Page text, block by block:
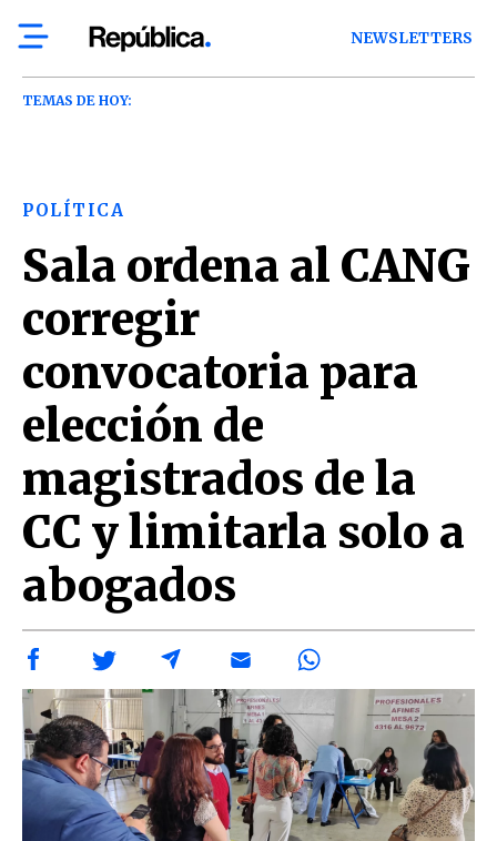
NEWSLETTERS
TEMAS DE HOY:
POLÍTICA
Sala ordena al CANG
corregir
convocatoria para
elección de
magistrados de la
CC y limitarla solo a
abogados